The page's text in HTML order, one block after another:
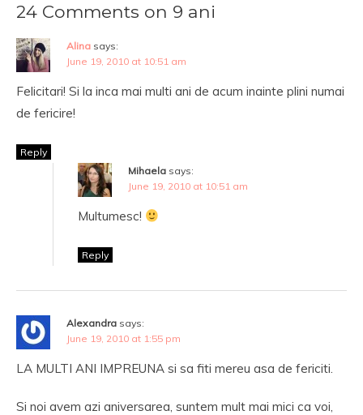
24 Comments on 9 ani
Alina says:
June 19, 2010 at 10:51 am
Felicitari! Si la inca mai multi ani de acum inainte plini numai
de fericire!
Reply
Mihaela says:
June 19, 2010 at 10:51 am
Multumesc!
Reply
Alexandra says:
June 19, 2010 at 1:55 pm
LA MULTI ANI IMPREUNA si sa fiti mereu asa de fericiti.
Si noi avem azi aniversarea, suntem mult mai mici ca voi,